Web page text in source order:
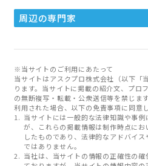
周辺の専門家
※当サイトのご利用にあたって
当サイトはアスクプロ株式会社（以下「
ります。当サイトに掲載の紹介文、プロ
の無断複写・転載・公衆送信等を禁じま
利用された場合、以下の免責事項に同意
当サイトには一般的な法律知識や事
が、これらの掲載情報は制作時点に
したものであり、法律的なアドバイ
ではありません。
当社は、当サイトの情報の正確性の